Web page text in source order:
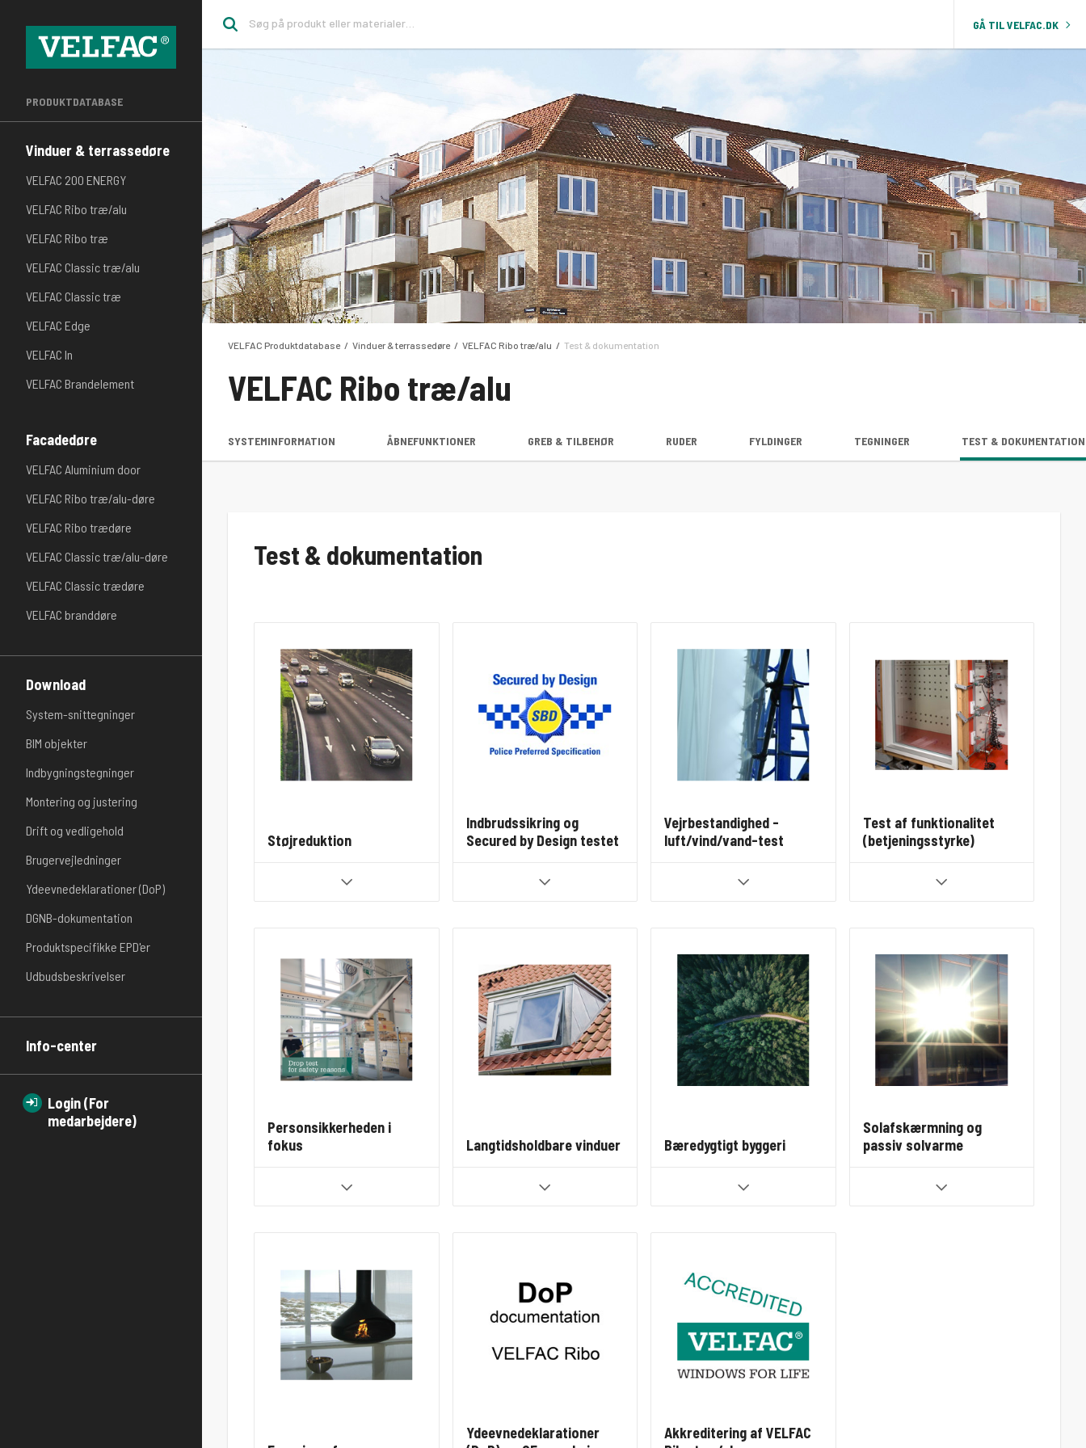
PRODUKTDATABASE
Vinduer & terrassedøre
VELFAC 200 ENERGY
VELFAC Ribo træ/alu
VELFAC Ribo træ
VELFAC Classic træ/alu
VELFAC Classic træ
VELFAC Edge
VELFAC In
VELFAC Brandelement
Facadedøre
VELFAC Aluminium door
VELFAC Ribo træ/alu-døre
VELFAC Ribo trædøre
VELFAC Classic træ/alu-døre
VELFAC Classic trædøre
VELFAC branddøre
Download
System-snittegninger
BIM objekter
Indbygningstegninger
Montering og justering
Drift og vedligehold
Brugervejledninger
Ydeevnedeklarationer (DoP)
DGNB-dokumentation
Produktspecifikke EPD'er
Udbudsbeskrivelser
Info-center
Login (For
medarbejdere)
GÅ TIL VELFAC.DK
VELFAC Produktdatabase Vinduer & terrassedøre VELFAC Ribo træ/alu Test & dokumentation
VELFAC Ribo træ/alu
SYSTEMINFORMATION ÅBNEFUNKTIONER GREB & TILBEHØR RUDER FYLDINGER TEGNINGER TEST & DOKUMENTATION
Test & dokumentation
Støjreduktion
Indbrudssikring og
Secured by Design testet
Vejrbestandighed -
luft/vind/vand-test
Test af funktionalitet
(betjeningsstyrke)
Personsikkerheden i
fokus
Langtidsholdbare vinduer Bæredygtigt byggeri
Solafskærmning og
passiv solvarme
Ydeevnedeklarationer
Akkreditering af VELFAC